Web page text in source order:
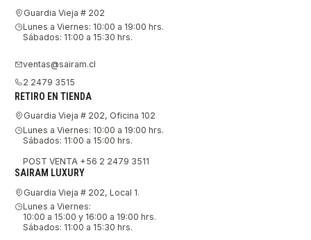
Guardia Vieja # 202
Lunes a Viernes: 10:00 a 19:00 hrs.
Sábados: 11:00 a 15:30 hrs.
ventas@sairam.cl
2 2479 3515
RETIRO EN TIENDA
Guardia Vieja # 202, Oficina 102
Lunes a Viernes: 10:00 a 19:00 hrs.
Sábados: 11:00 a 15:00 hrs.
POST VENTA +56 2 2479 3511
SAIRAM LUXURY
Guardia Vieja # 202, Local 1.
Lunes a Viernes:
10:00 a 15:00 y 16:00 a 19:00 hrs.
Sábados: 11:00 a 15:30 hrs.